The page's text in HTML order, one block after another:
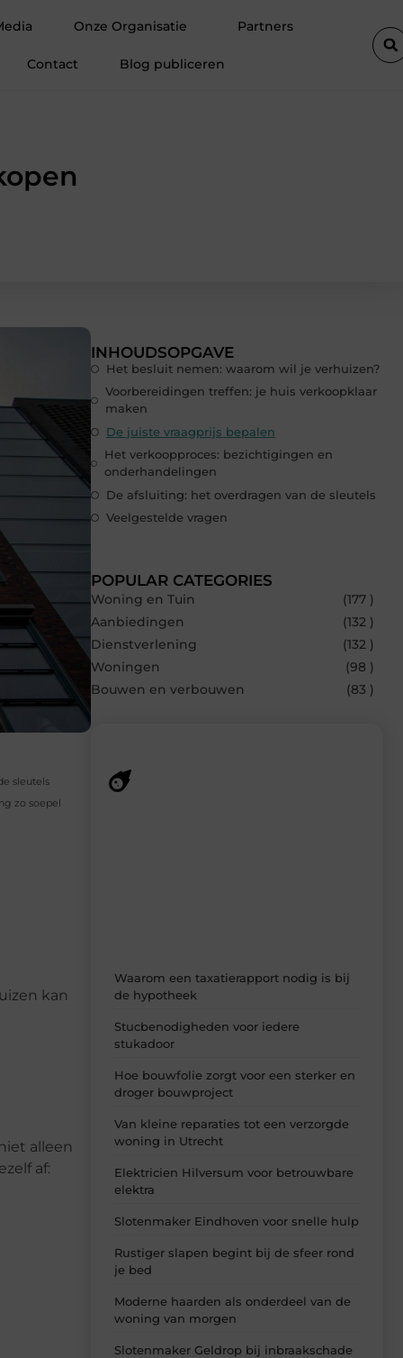
Onze Organisatie Partners
Contact Blog publiceren
sleutels
zo soepel
kan
alleen
af:
INHOUDSOPGAVE
Het besluit nemen: waarom wil je verhuizen?
Voorbereidingen treffen: je huis verkoopklaar
maken
De juiste vraagprijs bepalen
Het verkoopproces: bezichtigingen en
onderhandelingen
De afsluiting: het overdragen van de sleutels
Veelgestelde vragen
POPULAR CATEGORIES
Woning en Tuin
(177 )
Aanbiedingen
(132 )
Dienstverlening
(132 )
Woningen
(98 )
Bouwen en verbouwen
(83 )
Waarom een taxatierapport nodig is bij
de hypotheek
Stucbenodigheden voor iedere
stukadoor
Hoe bouwfolie zorgt voor een sterker en
droger bouwproject
Van kleine reparaties tot een verzorgde
woning in Utrecht
Elektricien Hilversum voor betrouwbare
elektra
Slotenmaker Eindhoven voor snelle hulp
Rustiger slapen begint bij de sfeer rond
je bed
Moderne haarden als onderdeel van de
woning van morgen
Slotenmaker Geldrop bij inbraakschade